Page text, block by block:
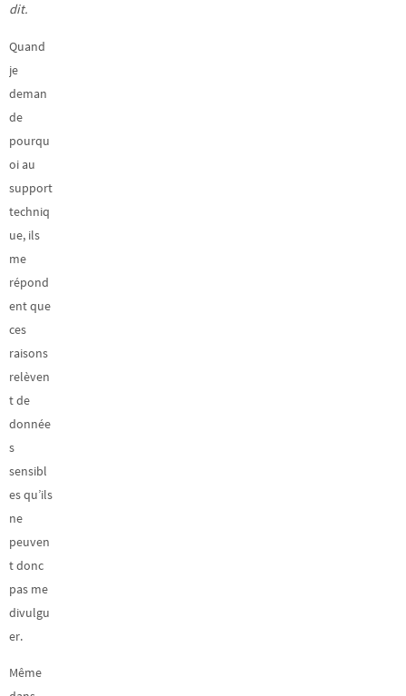
dit.
Quand
je
deman
de
pourqu
oi au
support
techniq
ue, ils
me
répond
ent que
ces
raisons
relèven
t de
donnée
s
sensibl
es qu’ils
ne
peuven
t donc
pas me
divulgu
er.
Même